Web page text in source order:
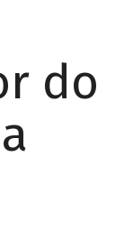
do